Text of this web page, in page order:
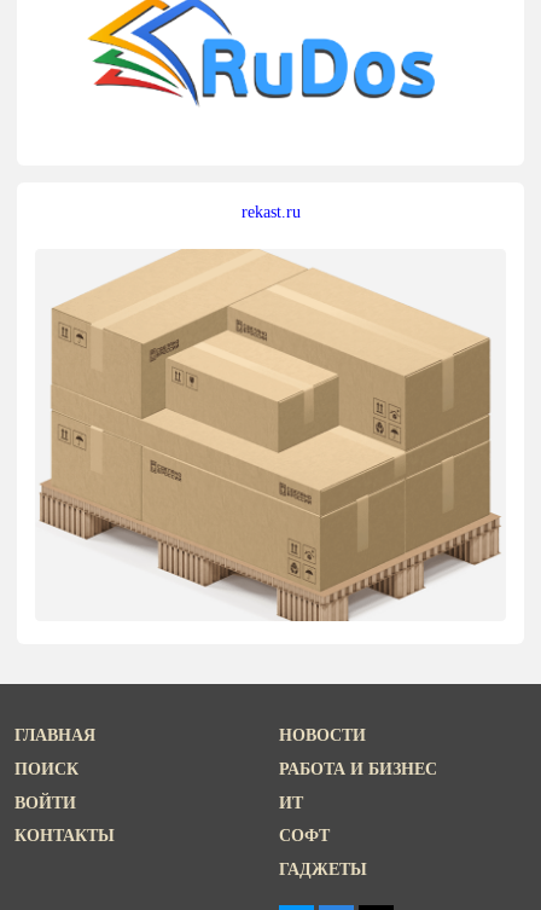
rekast.ru
ГЛАВНАЯ
ПОИСК
ВОЙТИ
КОНТАКТЫ
НОВОСТИ
РАБОТА И БИЗНЕС
ИТ
СОФТ
ГАДЖЕТЫ